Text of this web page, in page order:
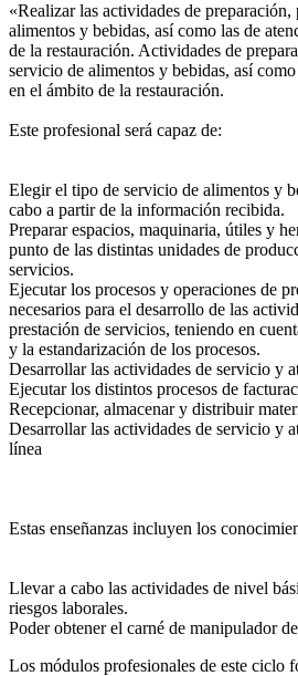
«Realizar las actividades de
alimentos y bebidas, así como las de
de la restauración. Actividades de
servicio de alimentos y bebidas, así
en el ámbito de la restauración.
Este profesional será capaz de:
Elegir el tipo de servicio de alimentos y
cabo a partir de la información recibida.
Preparar espacios, maquinaria, útiles y
punto de las distintas unidades de
servicios.
Ejecutar los procesos y operaciones de
necesarios para el desarrollo de las
prestación de servicios, teniendo en
y la estandarización de los procesos.
Desarrollar las actividades de servicio y
Ejecutar los distintos procesos de
Recepcionar, almacenar y distribuir
Desarrollar las actividades de servicio y
línea
Estas enseñanzas incluyen los
Llevar a cabo las actividades de nivel
riesgos laborales.
Poder obtener el carné de manipulador
Los módulos profesionales de este ciclo